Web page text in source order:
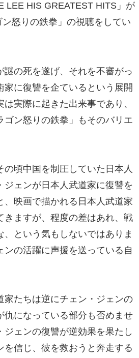
LEE HIS GREATEST HITS」が
怒りの鉄拳」の視聴をしてい
の死を遂げ、それを不審がっ
に復讐を企ているという展開
実際に起きた出来事であり、
ン怒りの鉄拳」もそのバリエ
頃中国を制圧していた日本人
ェンが日本人武道家に復讐を
映画で描かれる日本人武道家
きますが、程度の差はあれ、戦
という気もしないではありま
の活躍に声援を送っている自
家たちは逆にチェン・ジェンの
になっている部分も否めませ
ェンの復讐が逆効果を果たし
信じ、彼を救おうと奔走する